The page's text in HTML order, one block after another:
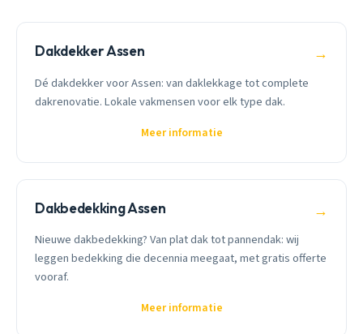
Dakdekker Assen →
Dé dakdekker voor Assen: van daklekkage tot complete
dakrenovatie. Lokale vakmensen voor elk type dak.
Meer informatie
Dakbedekking Assen →
Nieuwe dakbedekking? Van plat dak tot pannendak: wij
leggen bedekking die decennia meegaat, met gratis offerte
vooraf.
Meer informatie